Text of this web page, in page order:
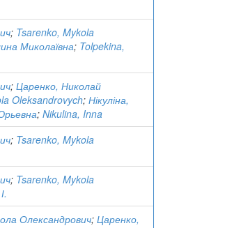
; Tsarenko, Mykola
Миколаївна; Tolpekina,
; Царенко, Николай
Oleksandrovych; Нікуліна,
; Nikulina, Inna
; Tsarenko, Mykola
; Tsarenko, Mykola
Олександрович; Царенко,